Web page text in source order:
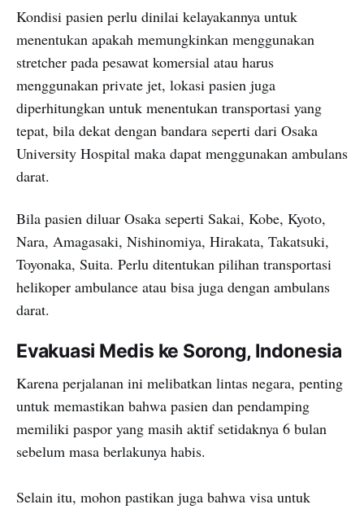
Kondisi pasien perlu dinilai kelayakannya untuk
menentukan apakah memungkinkan menggunakan
stretcher pada pesawat komersial atau harus
menggunakan private jet, lokasi pasien juga
diperhitungkan untuk menentukan transportasi yang
tepat, bila dekat dengan bandara seperti dari Osaka
University Hospital maka dapat menggunakan ambulans
darat.
Bila pasien diluar Osaka seperti Sakai, Kobe, Kyoto,
Nara, Amagasaki, Nishinomiya, Hirakata, Takatsuki,
Toyonaka, Suita. Perlu ditentukan pilihan transportasi
helikoper ambulance atau bisa juga dengan ambulans
darat.
Evakuasi Medis ke Sorong, Indonesia
Karena perjalanan ini melibatkan lintas negara, penting
untuk memastikan bahwa pasien dan pendamping
memiliki paspor yang masih aktif setidaknya 6 bulan
sebelum masa berlakunya habis.
Selain itu, mohon pastikan juga bahwa visa untuk